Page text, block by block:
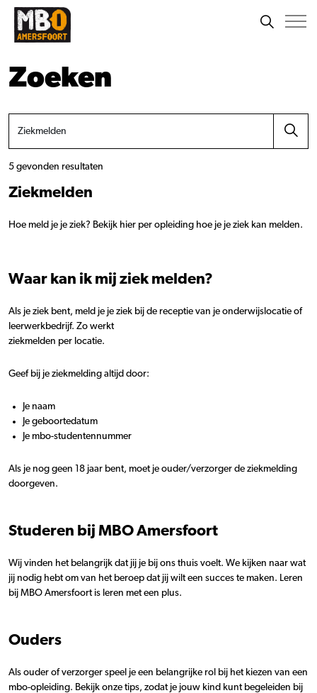
Zoeken
5 gevonden resultaten
Ziekmelden
Hoe meld je je ziek? Bekijk hier per opleiding hoe je je ziek kan melden.
Waar kan ik mij ziek melden?
Als je ziek bent, meld je je ziek bij de receptie van je onderwijslocatie of
leerwerkbedrijf. Zo werkt
ziekmelden per locatie.
Geef bij je ziekmelding altijd door:
Je naam
Je geboortedatum
Je mbo-studentennummer
Als je nog geen 18 jaar bent, moet je ouder/verzorger de ziekmelding
doorgeven.
Studeren bij MBO Amersfoort
Wij vinden het belangrijk dat jij je bij ons thuis voelt. We kijken naar wat
jij nodig hebt om van het beroep dat jij wilt een succes te maken. Leren
bij MBO Amersfoort is leren met een plus.
Ouders
Als ouder of verzorger speel je een belangrijke rol bij het kiezen van een
mbo-opleiding. Bekijk onze tips, zodat je jouw kind kunt begeleiden bij